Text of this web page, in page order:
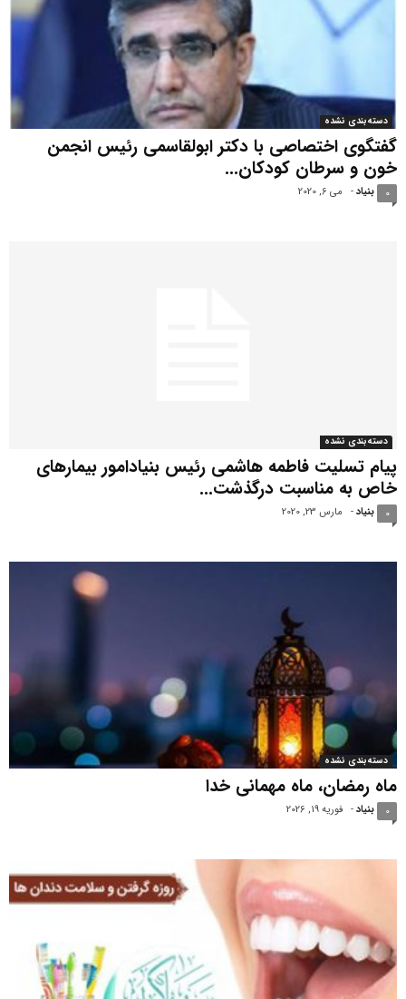
دسته‌بندی نشده
گفتگوی اختصاصی با دکتر ابولقاسمی رئیس انجمن
خون و سرطان کودکان...
بنیاد - می 6, 2020 0
دسته‌بندی نشده
پیام تسلیت فاطمه هاشمی رئیس بنیادامور بیمارهای
خاص به مناسبت درگذشت...
بنیاد - مارس 23, 2020 0
دسته‌بندی نشده
ماه رمضان، ماه مهمانی خدا
بنیاد - فوریه 19, 2026 0